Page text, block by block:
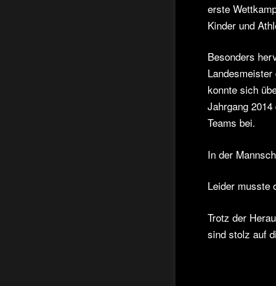
erste
Kinder und
Besonders
konnte sich
Jahrgang
Teams bei.
In der
Leider musste
Trotz der
sind stolz auf